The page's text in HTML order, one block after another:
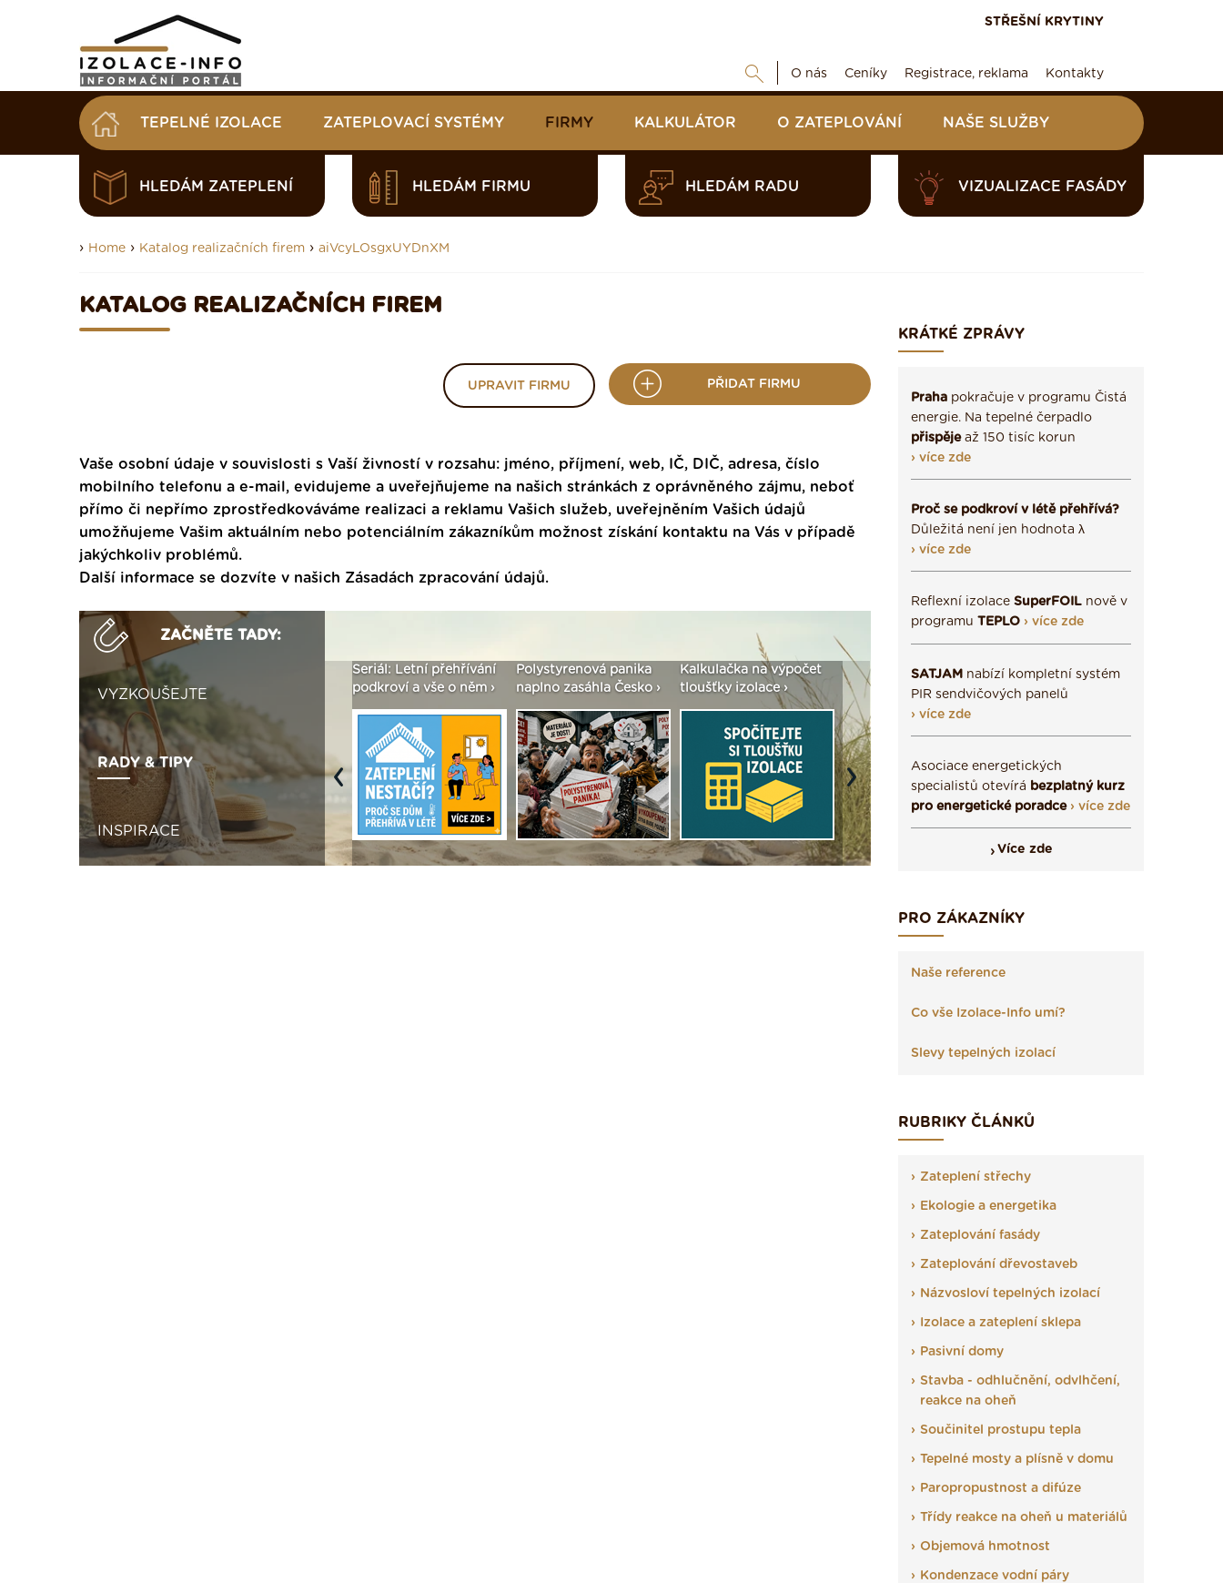
STŘEŠNÍ KRYTINY
O nás Ceníky Registrace, reklama Kontakty
TEPELNÉ IZOLACE ZATEPLOVACÍ SYSTÉMY FIRMY KALKULÁTOR O ZATEPLOVÁNÍ NAŠE SLUŽBY
HLEDÁM ZATEPLENÍ HLEDÁM FIRMU HLEDÁM RADU VIZUALIZACE FASÁDY
› Home › Katalog realizačních firem › aiVcyLOsgxUYDnXM
KATALOG REALIZAČNÍCH FIREM
UPRAVIT FIRMU PŘIDAT FIRMU
Vaše osobní údaje v souvislosti s Vaší živností v rozsahu: jméno, příjmení, web, IČ, DIČ, adresa, číslo
mobilního telefonu a e-mail, evidujeme a uveřejňujeme na našich stránkách z oprávněného zájmu, neboť
přímo či nepřímo zprostředkováváme realizaci a reklamu Vašich služeb, uveřejněním Vašich údajů
umožňujeme Vašim aktuálním nebo potenciálním zákazníkům možnost získání kontaktu na Vás v případě
jakýchkoliv problémů.
Další informace se dozvíte v našich Zásadách zpracování údajů.
ZAČNĚTE TADY:
VYZKOUŠEJTE
RADY & TIPY
INSPIRACE
Není polystyren? My ho
seženeme! ›
podkroví a vše o něm ›
Polystyrenová panika
naplno zasáhla Česko ›
Kalkulačka na výpočet
tloušťky izolace ›
Seriál: Fasády ETICS a
vše podstatné v kostce ›
Vyberte si izolaci a pak
ji tady klidně poptejte ›
Vytvořte si vizualizaci
fasády ›
Previous Next
KRÁTKÉ ZPRÁVY
Praha pokračuje v programu Čistá
energie. Na tepelné čerpadlo
přispějeaž 150 tisíc korun
› více zde
Proč se podkroví v létě přehřívá?
Důležitá není jen hodnota λ
› více zde
Reflexní izolace SuperFOIL nově v
programu TEPLO › více zde
SATJAM nabízí kompletní systém
PIR sendvičových panelů
› více zde
Asociace energetických
specialistů otevírá bezplatný kurz
pro energetické poradce › více zde
Více zde
PRO ZÁKAZNÍKY
Naše reference
Co vše Izolace-Info umí?
Slevy tepelných izolací
RUBRIKY ČLÁNKŮ
Zateplení střechy
Ekologie a energetika
Zateplování fasády
Zateplování dřevostaveb
Názvosloví tepelných izolací
Izolace a zateplení sklepa
Pasivní domy
Stavba - odhlučnění, odvlhčení,
reakce na oheň
Součinitel prostupu tepla
Tepelné mosty a plísně v domu
Paropropustnost a difúze
Třídy reakce na oheň u materiálů
Objemová hmotnost
Kondenzace vodní páry